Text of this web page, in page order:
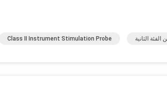
الثانية Class II Instrument Stimulation Probe